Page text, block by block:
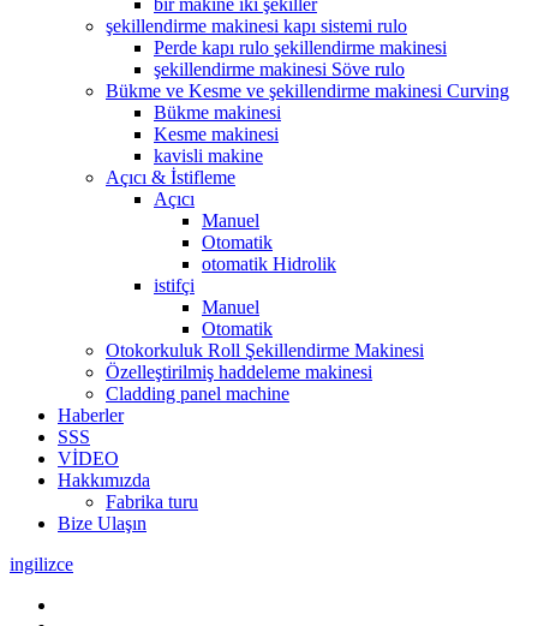
bir makine iki şekiller
şekillendirme makinesi kapı sistemi rulo
Perde kapı rulo şekillendirme makinesi
şekillendirme makinesi Söve rulo
Bükme ve Kesme ve şekillendirme makinesi Curving
Bükme makinesi
Kesme makinesi
kavisli makine
Açıcı & İstifleme
Açıcı
Manuel
Otomatik
otomatik Hidrolik
istifçi
Manuel
Otomatik
Otokorkuluk Roll Şekillendirme Makinesi
Özelleştirilmiş haddeleme makinesi
Cladding panel machine
Haberler
SSS
VİDEO
Hakkımızda
Fabrika turu
Bize Ulaşın
ingilizce